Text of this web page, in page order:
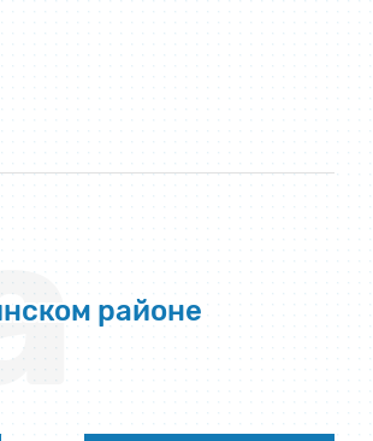
районе